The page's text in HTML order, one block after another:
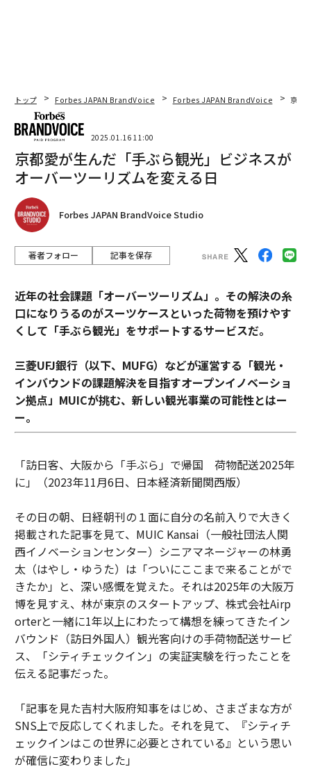
トップ Forbes JAPAN BrandVoice Forbes JAPAN BrandVoice 京都
2025.01.16 11:00
京都愛が生んだ「手ぶら観光」ビジネスが
オーバーツーリズムを変える日
Forbes JAPAN BrandVoice Studio
著者フォロー 記事を保存
近年の社会課題「オーバーツーリズム」。その解決の糸
口になりうるのがスーツケースといった荷物を預けやす
くして「手ぶら観光」をサポートするサービスだ。
三菱UFJ銀行（以下、MUFG）などが運営する「観光・
インバウンドの課題解決を目指すオープンイノベーショ
ン拠点」MUICが挑む、新しい観光事業の可能性とはー
ー。
「訪日客、大阪から「手ぶら」で帰国 荷物配送2025年
に」（2023年11月6日、日本経済新聞関西版）
その日の朝、日経朝刊の１面に自分の名前入りで大きく
掲載された記事を見て、MUIC Kansai（一般社団法人関
西イノベーションセンター）シニアマネージャーの林勇
太（はやし・ゆうた）は「ついにここまで来ることがで
きたか」と、深い感慨を覚えた。それは2025年の大阪万
博を見すえ、林が東京のスタートアップ、株式会社Airp
orterと一緒に1年以上にわたって構想を練ってきたイン
バウンド（訪日外国人）観光客向けの手荷物配送サービ
ス、「シティチェックイン」の実証実験を行ったことを
伝える記事だった。
「記事を見た吉村大阪府知事をはじめ、さまざまな方が
SNS上で反応してくれました。それを見て、『シティチ
ェックインはこの世界に必要とされている』という思い
が確信に変わりました」